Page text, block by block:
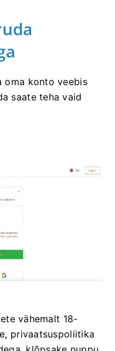
oma konto veebis
saate teha vaid
vähemalt 18-
privaatsuspoliitika